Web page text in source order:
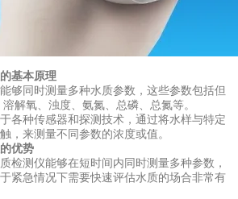
基本原理
够同时测量多种水质参数，这些参数包括但
解氧、浊度、氨氮、总磷、总氮等。
各种传感器和探测技术，通过将水样与特定
，来测量不同参数的浓度或值。
优势
检测仪能够在短时间内同时测量多种参数，
紧急情况下需要快速评估水质的场合非常有